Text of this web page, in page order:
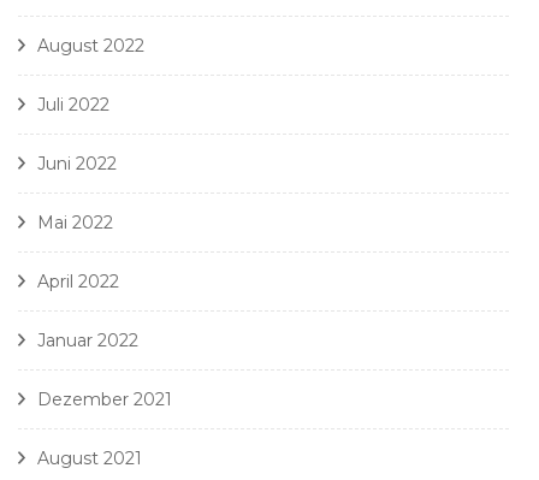
August 2022
Juli 2022
Juni 2022
Mai 2022
April 2022
Januar 2022
Dezember 2021
August 2021